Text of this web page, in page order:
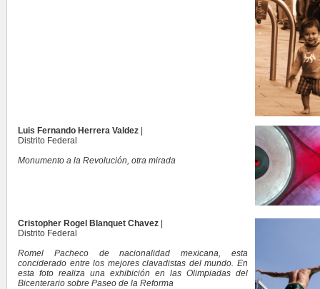
Luis Fernando Herrera Valdez
Distrito Federal
Monumento a la Revolución, otra mirada
Cristopher Rogel Blanquet Chavez
Distrito Federal
Romel Pacheco de nacionalidad mexicana, esta
conciderado entre los mejores clavadistas del mundo. En
esta foto realiza una exhibición en las Olimpiadas del
Bicenterario sobre Paseo de la Reforma